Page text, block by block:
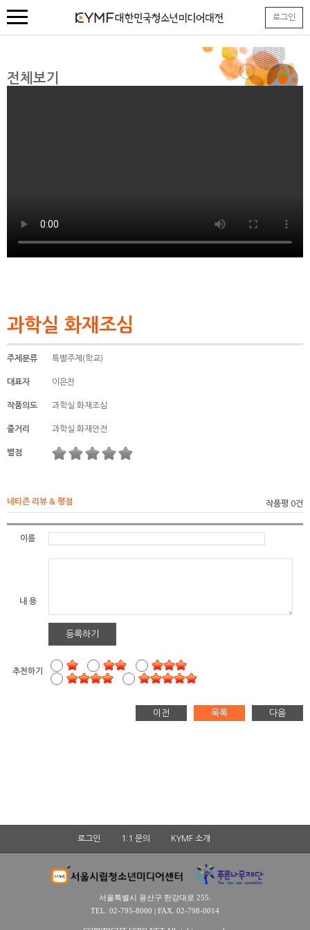
로그인
전체보기
과학실 화재조심
주제분류 특별주제(학교)
대표자 이은찬
작품의도 과학실 화재조심
줄거리 과학실 화재안전
별점
네티즌 리뷰 & 평점 작품평 0건
이름
내 용
등록하기
추천하기
이전 목록 다음
로그인 1:1 문의 KYMF 소개
서울특별시 용산구 한강대로 255.
TEL. 02-795-8000 | FAX. 02-798-0014